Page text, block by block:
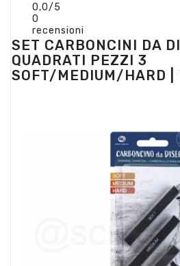
0,0/5
0
recensioni
SET CARBONCINI DA
QUADRATI PEZZI 3
SOFT/MEDIUM/HARD |